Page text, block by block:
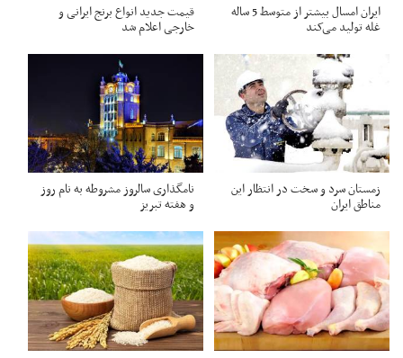
ایران امسال بیشتر از متوسط 5 ساله
غله تولید می‌کند
قیمت جدید انواع برنج ایرانی و
خارجی اعلام شد
زمستان سرد و سخت در انتظار این
مناطق ایران
نامگذاری سالروز مشروطه به نام روز
و هفته تبریز